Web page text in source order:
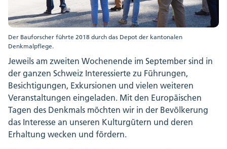
Der Bauforscher führte 2018 durch das Depot der kantonalen
Denkmalpflege.
Jeweils am zweiten Wochenende im September sind in
der ganzen Schweiz Interessierte zu Führungen,
Besichtigungen, Exkursionen und vielen weiteren
Veranstaltungen eingeladen. Mit den Europäischen
Tagen des Denkmals möchten wir in der Bevölkerung
das Interesse an unseren Kulturgütern und deren
Erhaltung wecken und fördern.